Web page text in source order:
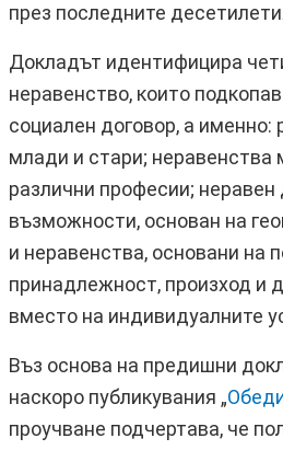
през последните
Докладът идентифицира
неравенство, които
социален договор, а
млади и стари; неравенства
различни професии;
възможности, основан на
и неравенства, основани на
принадлежност, произход и
вместо на индивидуалните
Въз основа на предишни
наскоро публикувания „
проучване подчертава, че